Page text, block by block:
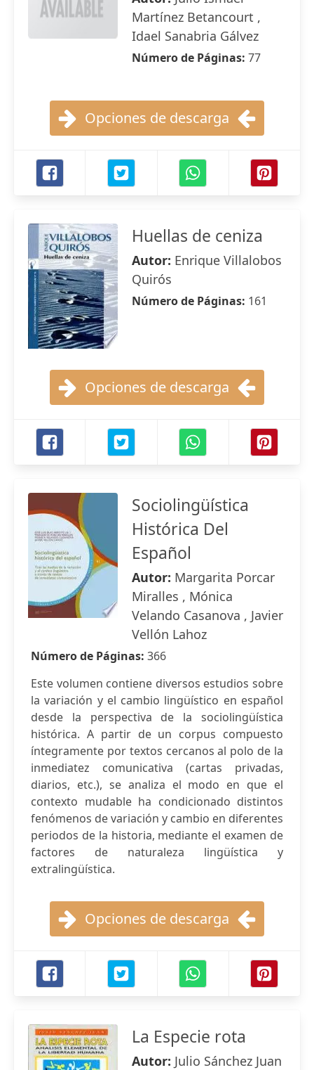
Martínez Betancourt ,
Idael Sanabria Gálvez
Número de Páginas: 77
Opciones de descarga
Huellas de ceniza
Autor: Enrique Villalobos
Quirós
Número de Páginas: 161
Opciones de descarga
Sociolingüística
Histórica Del
Español
Autor: Margarita Porcar
Miralles , Mónica
Velando Casanova , Javier
Vellón Lahoz
Número de Páginas: 366
Este volumen contiene diversos estudios sobre
la variación y el cambio lingüístico en español
desde la perspectiva de la sociolingüística
histórica. A partir de un corpus compuesto
íntegramente por textos cercanos al polo de la
inmediatez comunicativa (cartas privadas,
diarios, etc.), se analiza el modo en que el
contexto mudable ha condicionado distintos
fenómenos de variación y cambio en diferentes
periodos de la historia, mediante el examen de
factores de naturaleza lingüística y
extralingüística.
Opciones de descarga
La Especie rota
Autor: Julio Sánchez Juan